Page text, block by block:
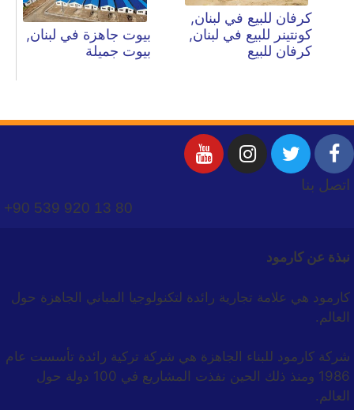
كرفان للبيع في لبنان,
كونتينر للبيع في لبنان,
كرفان للبيع
بيوت جاهزة في لبنان,
بيوت جميلة
اتصل بنا
+90 539 920 13 80
نبذة عن كارمود
كارمود هي علامة تجارية رائدة لتكنولوجيا المباني الجاهزة حول
العالم.
شركة كارمود للبناء الجاهزة هي شركة تركية رائدة تأسست عام
1986 ومنذ ذلك الحين نفذت المشاريع في 100 دولة حول
العالم.